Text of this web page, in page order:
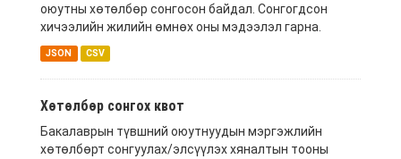
оюутны хөтөлбөр сонгосон байдал. Сонгогдсон
хичээлийн жилийн өмнөх оны мэдээлэл гарна.
JSON CSV
Хөтөлбөр сонгох квот
Бакалаврын түвшний оюутнуудын мэргэжлийн
хөтөлбөрт сонгуулах/элсүүлэх хяналтын тооны